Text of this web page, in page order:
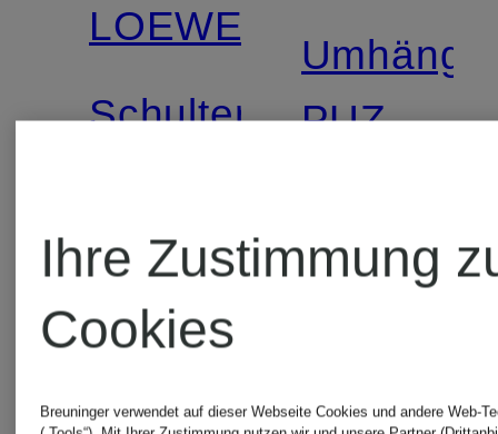
LOEWE
Schultertasche
LARGE
CHF 3'765
PUZZLE
MINI
Ihre Zustimmung
Cookies
Breuninger verwendet auf dieser Webseite Cookies und andere Web-